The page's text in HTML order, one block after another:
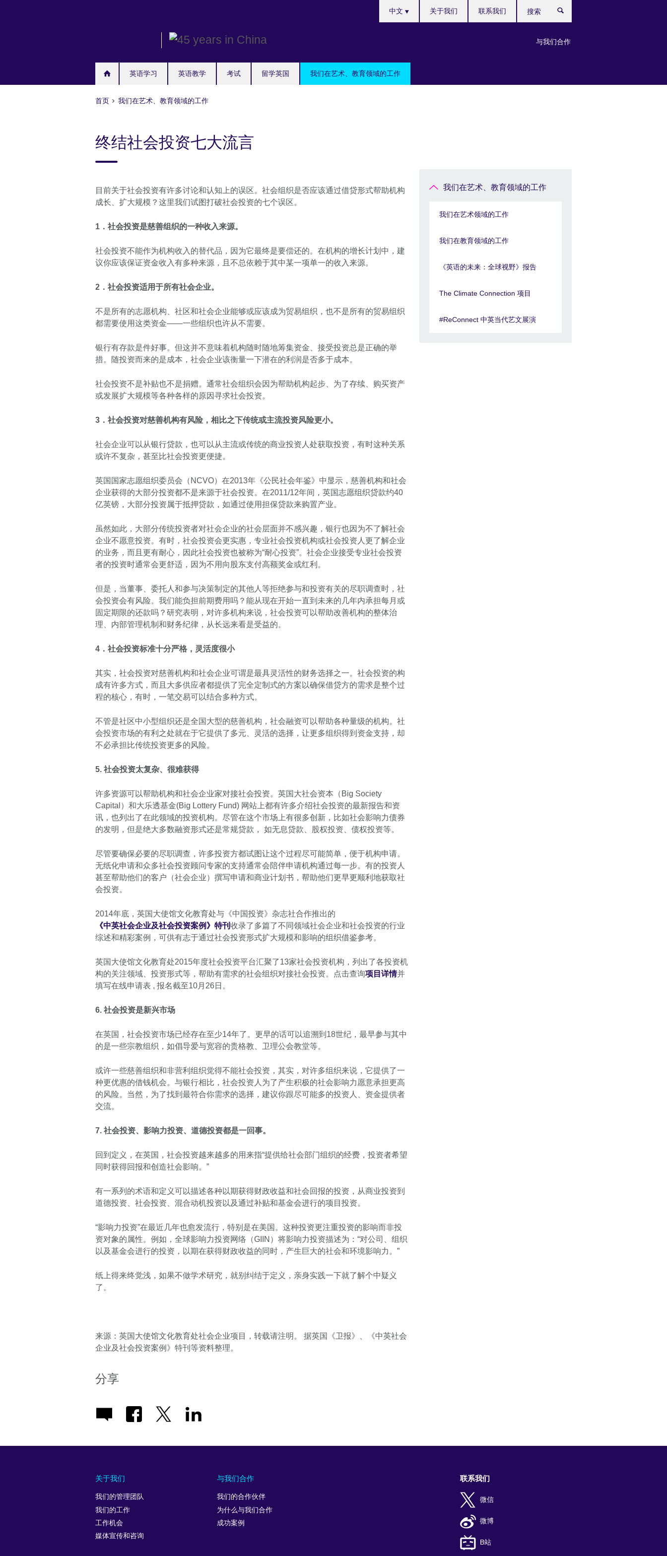
英语学习 英语教学 考试 留学英国 我们在艺术、教育领域的工作
your
中文
与我们合作
关于我们 联系我们
索
首页 我们在艺术、教育领域的工作
终结社会投资七大流言
目前关于社会投资有许多讨论和认知上的误区。社会组织是否应该通过借贷形式帮助机构
成长、扩大规模？这里我们试图打破社会投资的七个误区。
1．社会投资是慈善组织的一种收入来源。
社会投资不能作为机构收入的替代品，因为它最终是要偿还的。在机构的增长计划中，建
议你应该保证资金收入有多种来源，且不总依赖于其中某一项单一的收入来源。
2．社会投资适用于所有社会企业。
不是所有的志愿机构、社区和社会企业能够或应该成为贸易组织，也不是所有的贸易组织
都需要使用这类资金——一些组织也许从不需要。
银行有存款是件好事。但这并不意味着机构随时随地筹集资金、接受投资总是正确的举
措。随投资而来的是成本，社会企业该衡量一下潜在的利润是否多于成本。
社会投资不是补贴也不是捐赠。通常社会组织会因为帮助机构起步、为了存续、购买资产
或发展扩大规模等各种各样的原因寻求社会投资。
3．社会投资对慈善机构有风险，相比之下传统或主流投资风险更小。
社会企业可以从银行贷款，也可以从主流或传统的商业投资人处获取投资，有时这种关系
或许不复杂，甚至比社会投资更便捷。
英国国家志愿组织委员会（NCVO）在2013年《公民社会年鉴》中显示，慈善机构和社会
企业获得的大部分投资都不是来源于社会投资。在2011/12年间，英国志愿组织贷款约40
亿英镑，大部分投资属于抵押贷款，如通过使用担保贷款来购置产业。
虽然如此，大部分传统投资者对社会企业的社会层面并不感兴趣，银行也因为不了解社会
企业不愿意投资。有时，社会投资会更实惠，专业社会投资机构或社会投资人更了解企业
的业务，而且更有耐心，因此社会投资也被称为“耐心投资”。社会企业接受专业社会投资
者的投资时通常会更舒适，因为不用向股东支付高额奖金或红利。
但是，当董事、委托人和参与决策制定的其他人等拒绝参与和投资有关的尽职调查时，社
会投资会有风险。我们能负担前期费用吗？能从现在开始一直到未来的几年内承担每月或
固定期限的还款吗？研究表明，对许多机构来说，社会投资可以帮助改善机构的整体治
理、内部管理机制和财务纪律，从长远来看是受益的。
4．社会投资标准十分严格，灵活度很小
其实，社会投资对慈善机构和社会企业可谓是最具灵活性的财务选择之一。社会投资的构
成有许多方式，而且大多供应者都提供了完全定制式的方案以确保借贷方的需求是整个过
程的核心，有时，一笔交易可以结合多种方式。
不管是社区中小型组织还是全国大型的慈善机构，社会融资可以帮助各种量级的机构。社
会投资市场的有利之处就在于它提供了多元、灵活的选择，让更多组织得到资金支持，却
不必承担比传统投资更多的风险。
5. 社会投资太复杂、很难获得
许多资源可以帮助机构和社会企业家对接社会投资。英国大社会资本（Big Society
Capital）和大乐透基金(Big Lottery Fund) 网站上都有许多介绍社会投资的最新报告和资
讯，也列出了在此领域的投资机构。尽管在这个市场上有很多创新，比如社会影响力债券
的发明，但是绝大多数融资形式还是常规贷款， 如无息贷款、股权投资、债权投资等。
尽管要确保必要的尽职调查，许多投资方都试图让这个过程尽可能简单，便于机构申请。
无纸化申请和众多社会投资顾问专家的支持通常会陪伴申请机构通过每一步。有的投资人
甚至帮助他们的客户（社会企业）撰写申请和商业计划书，帮助他们更早更顺利地获取社
会投资。
2014年底，英国大使馆文化教育处与《中国投资》杂志社合作推出的
《中英社会企业及社会投资案例》特刊 收录了多篇了不同领域社会企业和社会投资的行业
综述和精彩案例，可供有志于通过社会投资形式扩大规模和影响的组织借鉴参考。
英国大使馆文化教育处2015年度社会投资平台汇聚了13家社会投资机构，列出了各投资机
构的关注领域、投资形式等，帮助有需求的社会组织对接社会投资。点击查询项目详情并
填写在线申请表 , 报名截至10月26日。
6. 社会投资是新兴市场
在英国，社会投资市场已经存在至少14年了。更早的话可以追溯到18世纪，最早参与其中
的是一些宗教组织，如倡导爱与宽容的贵格教、卫理公会教堂等。
或许一些慈善组织和非营利组织觉得不能社会投资，其实，对许多组织来说，它提供了一
种更优惠的借钱机会。与银行相比，社会投资人为了产生积极的社会影响力愿意承担更高
的风险。当然，为了找到最符合你需求的选择，建议你跟尽可能多的投资人、资金提供者
交流。
7. 社会投资、影响力投资、道德投资都是一回事。
回到定义，在英国，社会投资越来越多的用来指“提供给社会部门组织的经费，投资者希望
同时获得回报和创造社会影响。”
有一系列的术语和定义可以描述各种以期获得财政收益和社会回报的投资，从商业投资到
道德投资、社会投资、混合动机投资以及通过补贴和基金会进行的项目投资。
“影响力投资”在最近几年也愈发流行，特别是在美国。这种投资更注重投资的影响而非投
资对象的属性。例如，全球影响力投资网络（GIIN）将影响力投资描述为：“对公司、组织
以及基金会进行的投资，以期在获得财政收益的同时，产生巨大的社会和环境影响力。”
纸上得来终觉浅，如果不做学术研究，就别纠结于定义，亲身实践一下就了解个中疑义
了。
来源：英国大使馆文化教育处社会企业项目，转载请注明。 据英国《卫报》、《中英社会
企业及社会投资案例》特刊等资料整理。
分享
我们在艺术、教育领域的工作
我们在艺术领域的工作
我们在教育领域的工作
《英语的未来：全球视野》报告
The Climate Connection 项目
​#ReConnect 中英当代艺文展演
关于我们
我们的管理团队
我们的工作
工作机会
媒体宣传和咨询
与我们合作
我们的合作伙伴
为什么与我们合作
成功案例
联系我们
微信
微博
B站